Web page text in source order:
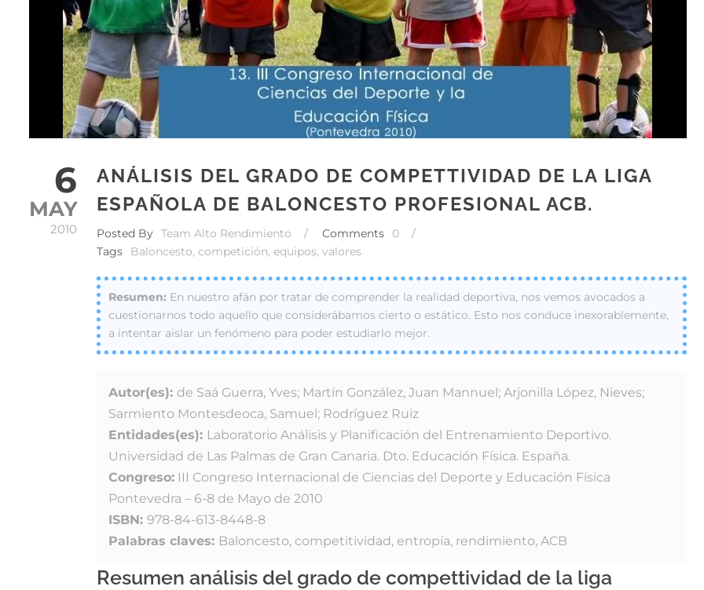
6
MAY
2010
ANÁLISIS DEL GRADO DE COMPETTIVIDAD DE LA LIGA
ESPAÑOLA DE BALONCESTO PROFESIONAL ACB.
Posted By Team Alto Rendimiento / Comments 0
/
Tags
Baloncesto, competición, equipos, valores
En nuestro afán por tratar de comprender la realidad deportiva, nos vemos avocados a
cuestionarnos todo aquello que considerábamos cierto o estático. Esto nos conduce inexorablemente,
a intentar aislar un fenómeno para poder estudiarlo mejor.
Autor(es): de Saá Guerra, Yves; Martín González, Juan Mannuel; Arjonilla López, Nieves;
Sarmiento Montesdeoca, Samuel; Rodríguez Ruiz
Entidades(es): Laboratorio Análisis y Planificación del Entrenamiento Deportivo.
Universidad de Las Palmas de Gran Canaria. Dto. Educación Física. España.
Congreso: III Congreso Internacional de Ciencias del Deporte y Educación Física
Pontevedra – 6-8 de Mayo de 2010
ISBN: 978-84-613-8448-8
Palabras claves: Baloncesto, competitividad, entropía, rendimiento, ACB
Resumen análisis del grado de compettividad de la liga